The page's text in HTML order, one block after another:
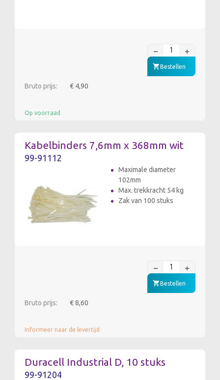
Bestellen
Bruto prijs: € 4,90
Op voorraad
Kabelbinders 7,6mm x 368mm wit
99-91112
Maximale diameter
102mm
Max. trekkracht 54 kg
Zak van 100 stuks
Bestellen
Bruto prijs: € 8,60
Informeer naar de levertijd
Duracell Industrial D, 10 stuks
99-91204